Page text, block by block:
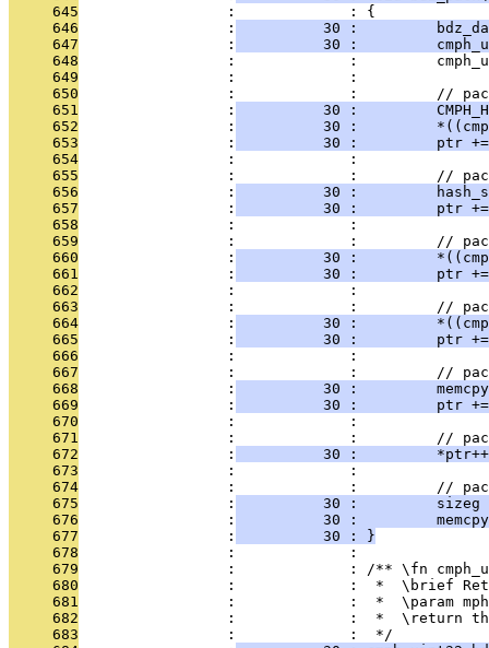
     645
                 :             : {
     646
                 :
30 :
     647
                 :
30 :
     648
:             :
     649
                 :             :
     650
:             :         //
     651
                 :
30 :
     652
                 :
30 :
     653
                 :
30 :         ptr
     654
                 :             :
     655
:             :         //
     656
                 :
30 :
     657
                 :
30 :         ptr
     658
                 :             :
     659
:             :         //
     660
                 :
30 :
     661
                 :
30 :         ptr
     662
                 :             :
     663
:             :         //
     664
                 :
30 :
     665
                 :
30 :         ptr
     666
                 :             :
     667
:             :         //
     668
                 :
30 :
     669
                 :
30 :         ptr
     670
                 :             :
     671
:             :         //
     672
                 :
30 :
     673
                 :             :
     674
:             :         //
     675
                 :
30 :         sizeg
     676
                 :
30 :
     677
                 :
          30 : }
     678
                 :             :
     679
:             : /** \fn
     680
:             :  *  \brief
     681
:             :  *  \param
     682
:             :  *  \return
     683
                 :             :  */